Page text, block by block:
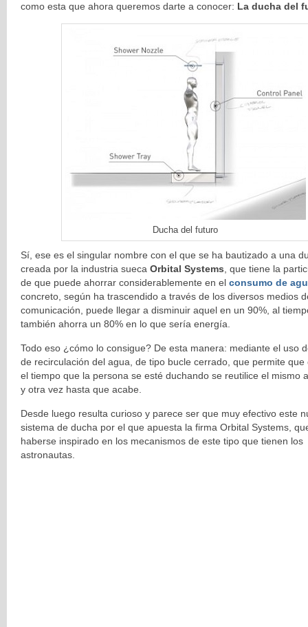
como esta que ahora queremos darte a conocer: La ducha del
Ducha del futuro
Sí, ese es el singular nombre con el que se ha bautizado a una
creada por la industria sueca Orbital Systems , que tiene la
de que puede ahorrar considerablemente en el consumo de
concreto, según ha trascendido a través de los diversos medios
comunicación, puede llegar a disminuir aquel en un 90%, al
también ahorra un 80% en lo que sería energía.
Todo eso ¿cómo lo consigue? De esta manera: mediante el uso
de recirculación del agua, de tipo bucle cerrado, que permite que
el tiempo que la persona se esté duchando se reutilice el mismo
y otra vez hasta que acabe.
Desde luego resulta curioso y parece ser que muy efectivo este
sistema de ducha por el que apuesta la firma Orbital Systems,
haberse inspirado en los mecanismos de este tipo que tienen los
astronautas.